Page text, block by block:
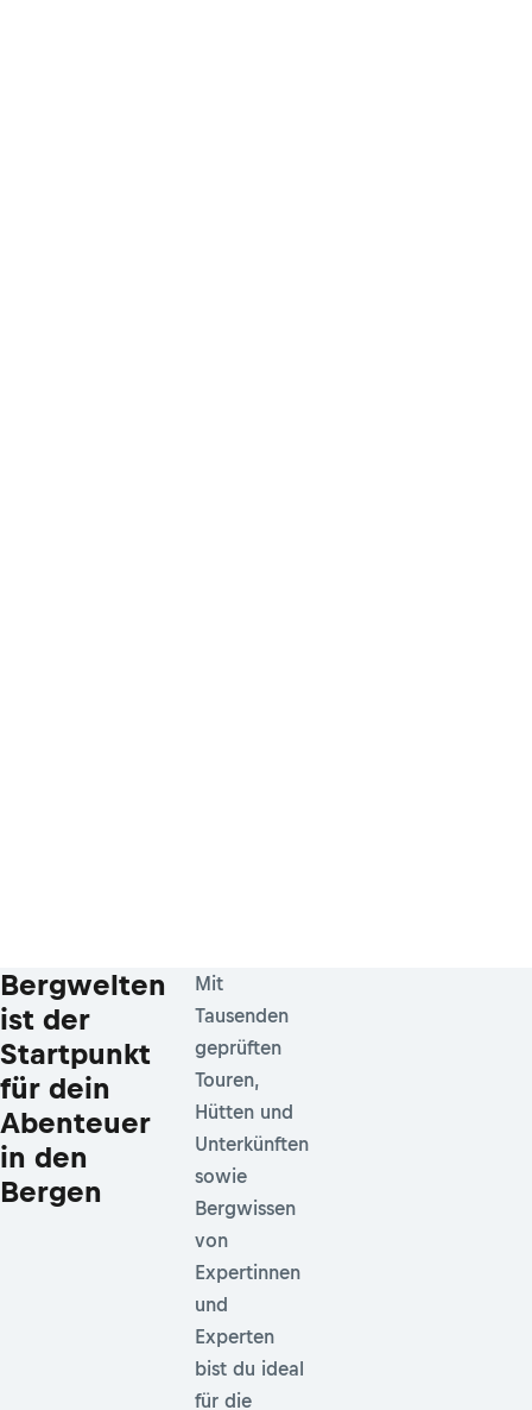
Bergwelten
ist der
Startpunkt
für dein
Abenteuer
in den
Bergen
Mit
Tausenden
geprüften
Touren,
Hütten und
Unterkünften
sowie
Bergwissen
von
Expertinnen
und
Experten
bist du ideal
für die